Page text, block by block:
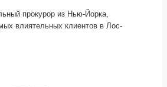
прокурор из Нью-Йорка,
влиятельных клиентов в Лос-